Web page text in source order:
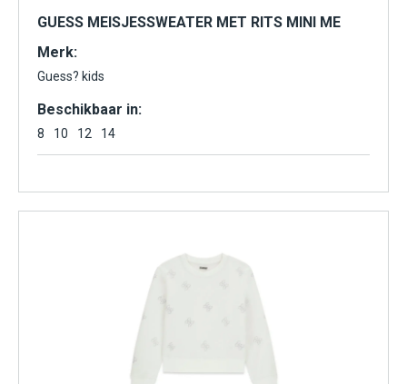
GUESS MEISJESSWEATER MET RITS MINI ME
Merk:
Guess? kids
Beschikbaar in:
8 10 12 14